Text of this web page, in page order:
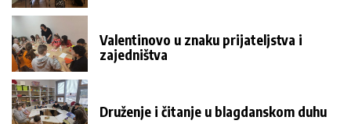
Valentinovo u znaku prijateljstva i
zajedništva
Druženje i čitanje u blagdanskom duhu